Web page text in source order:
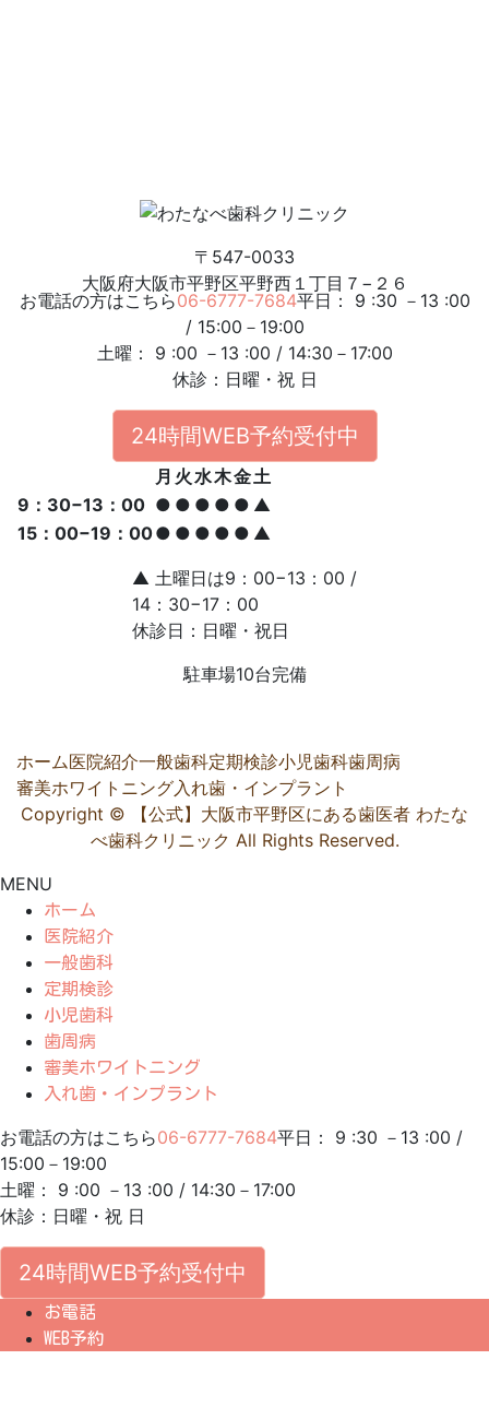
〒547-0033
大阪府大阪市平野区平野西１丁目７−２６
お電話の方はこちら06-6777-7684平日： 9 :30 －13 :00
/ 15:00－19:00
土曜： 9 :00 －13 :00 / 14:30－17:00
休診：日曜・祝 日
24時間WEB予約受付中
月 火 水木金土
9：30−13：00 ● ● ● ● ● ▲
15：00−19：00● ● ● ● ● ▲
▲ 土曜日は9：00−13：00 /
14：30−17：00
休診日：日曜・祝日
駐車場10台完備
ホーム医院紹介一般歯科定期検診小児歯科歯周病
審美ホワイトニング入れ歯・インプラント
Copyright © 【公式】大阪市平野区にある歯医者 わたな
べ歯科クリニック All Rights Reserved.
MENU
ホーム
医院紹介
一般歯科
定期検診
小児歯科
歯周病
審美ホワイトニング
入れ歯・インプラント
お電話の方はこちら06-6777-7684平日： 9 :30 －13 :00 /
15:00－19:00
土曜： 9 :00 －13 :00 / 14:30－17:00
休診：日曜・祝 日
24時間WEB予約受付中
お電話
WEB予約